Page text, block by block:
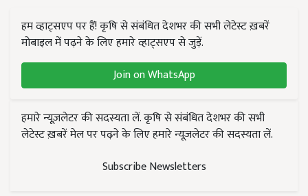
हम व्हाट्सएप पर हैं! कृषि से संबंधित देशभर की सभी लेटेस्ट ख़बरें
मोबाइल में पढ़ने के लिए हमारे व्हाट्सएप से जुड़ें.
Join on WhatsApp
हमारे न्यूज़लेटर की सदस्यता लें. कृषि से संबंधित देशभर की सभी
लेटेस्ट ख़बरें मेल पर पढ़ने के लिए हमारे न्यूज़लेटर की सदस्यता लें.
Subscribe Newsletters